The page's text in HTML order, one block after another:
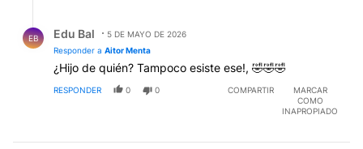
EB Edu Bal
5 DE MAYO DE 2026
Responder a Aitor Menta
¿Hijo de quién? Tampoco esiste ese!, 🤣🤣🤣
RESPONDER 0 0 COMPARTIR
MARCAR
COMO
INAPROPIADO